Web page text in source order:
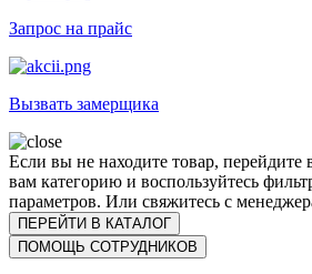
Запрос на прайс
Вызвать замерщика
Если вы не находите товар, перейдите
вам категорию и воспользуйтесь
параметров. Или свяжитесь с
ПЕРЕЙТИ В КАТАЛОГ
ПОМОЩЬ СОТРУДНИКОВ